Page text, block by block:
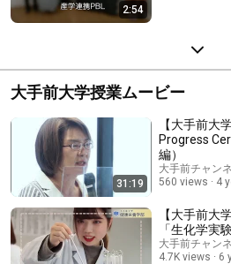
2:54
大手前大学授業ムービー
31:19
【大手前大
Progress
編）
大手前チャン
560 views
4
【大手前大
「生化学実験
大手前チャン
4.7K views
6